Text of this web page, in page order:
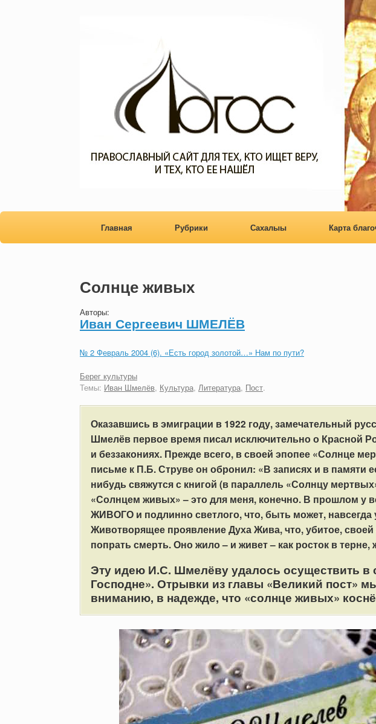
Главная Рубрики Сахалыы Карта
Солнце живых
Авторы:
Иван Сергеевич ШМЕЛЁВ
№ 2 Февраль 2004 (6). «Есть город золотой…» Нам по пути?
Берег культуры
Темы: Иван Шмелёв, Культура, Литература, Пост.
Оказавшись в эмиграции в 1922 году, замечательный
Шмелёв первое время писал исключительно о Красной
и беззакониях. Прежде всего, в своей эпопее «Солнце
письме к П.Б. Струве он обронил: «В записях и в памяти
нибудь свяжутся с книгой (в параллель «Солнцу
«Солнцем живых» – это для меня, конечно. В прошлом у
ЖИВОГО и подлинно светлого, что, быть может,
Животворящее проявление Духа Жива, что, убитое,
попрать смерть. Оно жило – и живет – как росток в терне,
Эту идею И.С. Шмелёву удалось осуществить в
Господне». Отрывки из главы «Великий пост»
вниманию, в надежде, что «солнце живых»